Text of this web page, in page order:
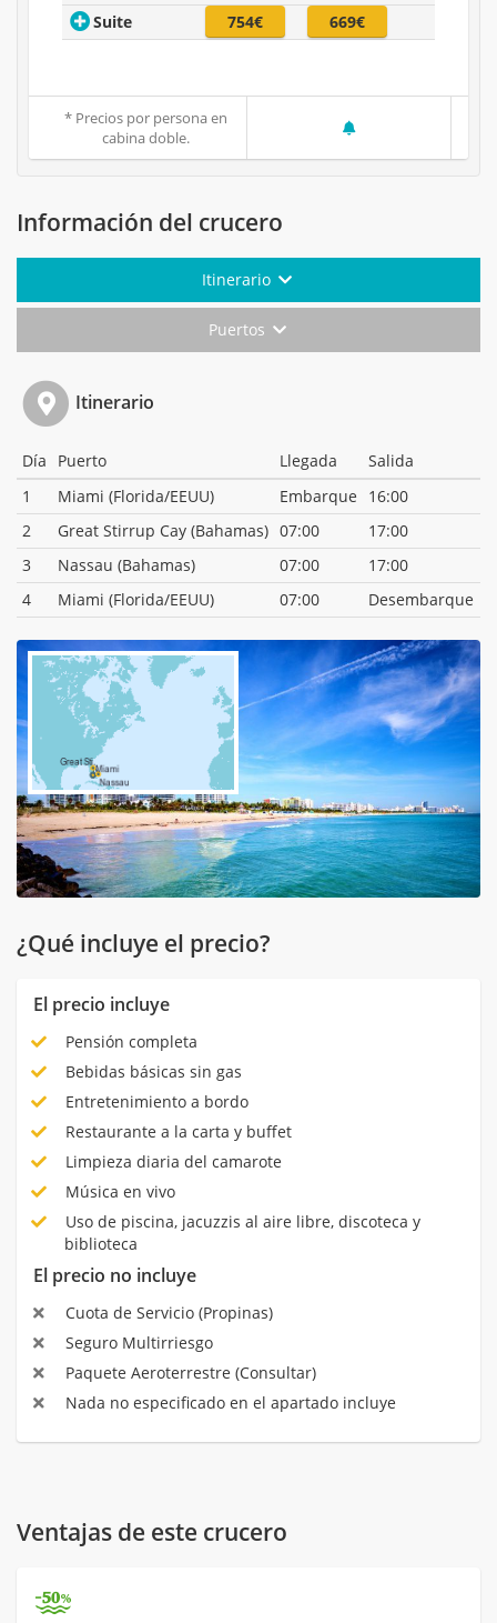
Suite 754€ 669€
* Precios por persona en
cabina doble.
Información del crucero
Itinerario
Puertos
Itinerario
Día Puerto Llegada
Salida
1
Miami (Florida/EEUU) Embarque
16:00
2
Great Stirrup Cay (Bahamas) 07:00
17:00
3
Nassau (Bahamas) 07:00
17:00
4
Miami (Florida/EEUU) 07:00 Desembarque
¿Qué incluye el precio?
El precio incluye
Pensión completa
Bebidas básicas sin gas
Entretenimiento a bordo
Restaurante a la carta y buffet
Limpieza diaria del camarote
Música en vivo
Uso de piscina, jacuzzis al aire libre, discoteca y
biblioteca
El precio no incluye
Cuota de Servicio (Propinas)
Seguro Multirriesgo
Paquete Aeroterrestre (Consultar)
Nada no especificado en el apartado incluye
Ventajas de este crucero